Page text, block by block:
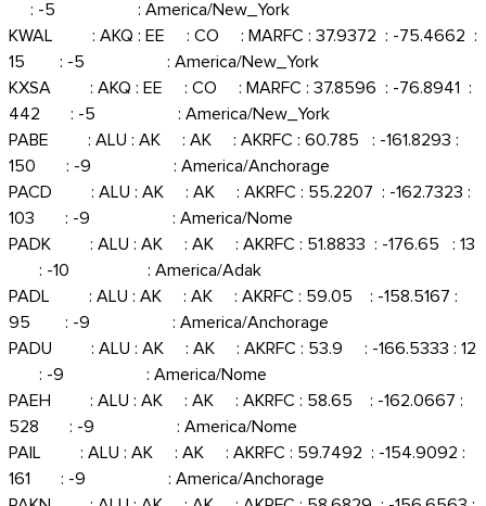
: -5 : America/New_York
KWAL : AKQ : EE : CO : MARFC : 37.9372 : -75.4662 :
15 : -5 : America/New_York
KXSA : AKQ : EE : CO : MARFC : 37.8596 : -76.8941 :
442 : -5 : America/New_York
PABE : ALU : AK : AK : AKRFC : 60.785 : -161.8293 :
150 : -9 : America/Anchorage
PACD : ALU : AK : AK : AKRFC : 55.2207 : -162.7323 :
103 : -9 : America/Nome
PADK : ALU : AK : AK : AKRFC : 51.8833 : -176.65 : 13
: -10 : America/Adak
PADL : ALU : AK : AK : AKRFC : 59.05 : -158.5167 :
95 : -9 : America/Anchorage
PADU : ALU : AK : AK : AKRFC : 53.9 : -166.5333 : 12
: -9 : America/Nome
PAEH : ALU : AK : AK : AKRFC : 58.65 : -162.0667 :
528 : -9 : America/Nome
PAIL : ALU : AK : AK : AKRFC : 59.7492 : -154.9092 :
161 : -9 : America/Anchorage